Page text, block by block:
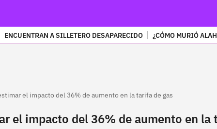
ENCUENTRAN A SILLETERO DESAPARECIDO ¿CÓMO MURIÓ
el impacto del 36% de aumento en la tarifa de gas
el impacto del 36% de aumento en la